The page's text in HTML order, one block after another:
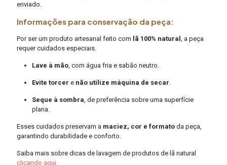
enviado.
Informações para conservação da peça:
Por ser um produto artesanal feito com lã 100% natural , a peça
requer cuidados especiais.
Lave à mão, com água fria e sabão neutro.
Evite torcer e não utilize máquina de secar.
Seque à sombra, de preferência sobre uma superfície
plana.
Esses cuidados preservam a maciez, cor e formato da peça,
garantindo durabilidade e conforto.
Saiba mais sobre dicas de lavagem de produtos de lã natural
clicando aqui.